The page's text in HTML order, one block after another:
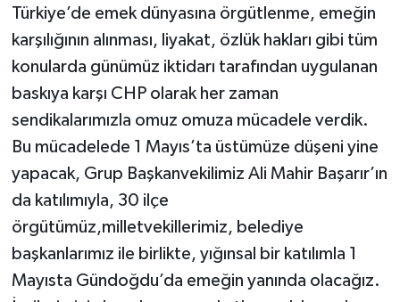
Türkiye’de emek dünyasına örgütlenme, emeğin
karşılığının alınması, liyakat, özlük hakları gibi tüm
konularda günümüz iktidarı tarafından uygulanan
baskıya karşı CHP olarak her zaman
sendikalarımızla omuz omuza mücadele verdik.
Bu mücadelede 1 Mayıs’ta üstümüze düşeni yine
yapacak, Grup Başkanvekilimiz Ali Mahir Başarır’ın
da katılımıyla, 30 ilçe
örgütümüz,milletvekillerimiz, belediye
başkanlarımız ile birlikte, yığınsal bir katılımla 1
Mayısta Gündoğdu’da emeğin yanında olacağız.